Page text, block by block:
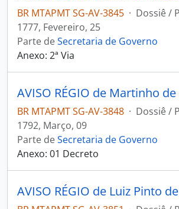
BR MTAPMT SG-AV-3845 · Dossiê /
1777, Fevereiro, 25
Parte deSecretaria de Governo
Anexo: 2ª Via
BR MTAPMT SG-AV-3848 · Dossiê /
1792, Março, 09
Parte deSecretaria de Governo
Anexo: 01 Decreto